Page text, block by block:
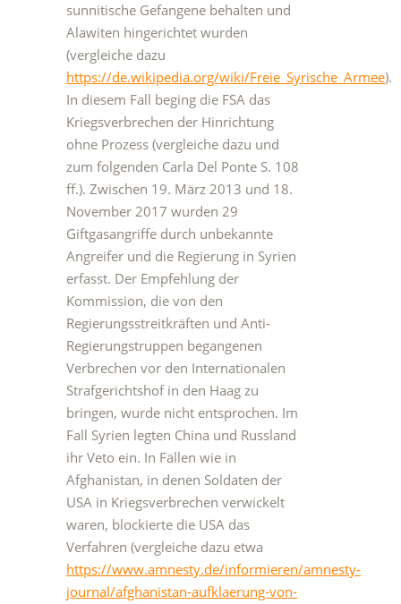
sunnitische Gefangene behalten und
Alawiten hingerichtet wurden
(vergleiche dazu
https://de.wikipedia.org/wiki/Freie_Syrische_Armee).
In diesem Fall beging die FSA das
Kriegsverbrechen der Hinrichtung
ohne Prozess (vergleiche dazu und
zum folgenden Carla Del Ponte S. 108
ff.). Zwischen 19. März 2013 und 18.
November 2017 wurden 29
Giftgasangriffe durch unbekannte
Angreifer und die Regierung in Syrien
erfasst. Der Empfehlung der
Kommission, die von den
Regierungsstreitkräften und Anti-
Regierungstruppen begangenen
Verbrechen vor den Internationalen
Strafgerichtshof in den Haag zu
bringen, wurde nicht entsprochen. Im
Fall Syrien legten China und Russland
ihr Veto ein. In Fällen wie in
Afghanistan, in denen Soldaten der
USA in Kriegsverbrechen verwickelt
waren, blockierte die USA das
Verfahren (vergleiche dazu etwa
https://www.amnesty.de/informieren/amnesty-
journal/afghanistan-aufklaerung-von-